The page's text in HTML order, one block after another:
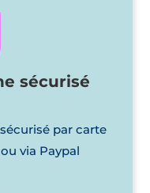
sécurisé
par carte
via Paypal